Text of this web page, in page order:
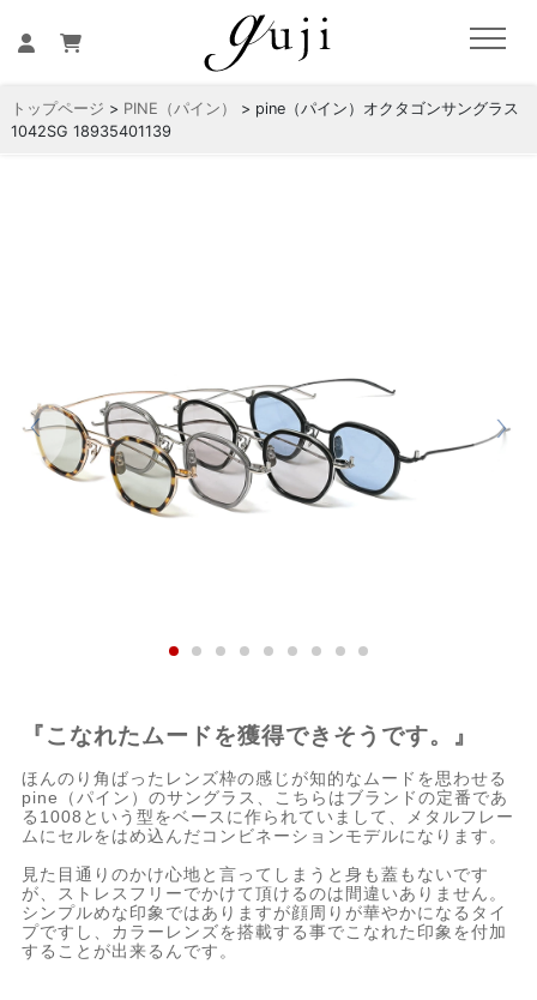
トップページ > PINE（パイン）
> pine（パイン）オクタゴンサングラス
1042SG 18935401139
『こなれたムードを獲得できそうです。』
ほんのり角ばったレンズ枠の感じが知的なムードを思わせる
pine（パイン）のサングラス、こちらはブランドの定番であ
る1008という型をベースに作られていまして、メタルフレー
ムにセルをはめ込んだコンビネーションモデルになります。
見た目通りのかけ心地と言ってしまうと身も蓋もないです
が、ストレスフリーでかけて頂けるのは間違いありません。
シンプルめな印象ではありますが顔周りが華やかになるタイ
プですし、カラーレンズを搭載する事でこなれた印象を付加
することが出来るんです。